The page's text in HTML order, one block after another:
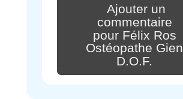
Ajouter un
commentaire
pour Félix Ros
Ostéopathe Gien
D.O.F.